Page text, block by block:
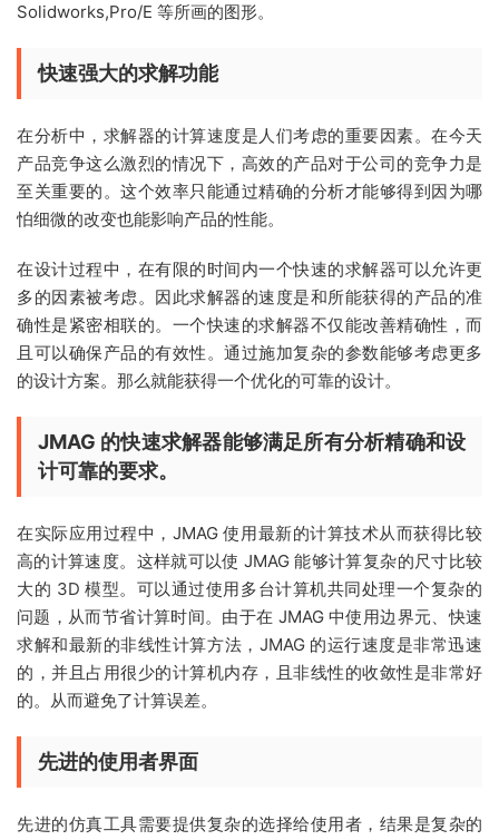
Solidworks,Pro/E 等所画的图形。
快速强大的求解功能
在分析中，求解器的计算速度是人们考虑的重要因素。在今天
产品竞争这么激烈的情况下，高效的产品对于公司的竞争力是
至关重要的。这个效率只能通过精确的分析才能够得到因为哪
怕细微的改变也能影响产品的性能。
在设计过程中，在有限的时间内一个快速的求解器可以允许更
多的因素被考虑。因此求解器的速度是和所能获得的产品的准
确性是紧密相联的。一个快速的求解器不仅能改善精确性，而
且可以确保产品的有效性。通过施加复杂的参数能够考虑更多
的设计方案。那么就能获得一个优化的可靠的设计。
JMAG 的快速求解器能够满足所有分析精确和设
计可靠的要求。
在实际应用过程中，JMAG 使用最新的计算技术从而获得比较
高的计算速度。这样就可以使 JMAG 能够计算复杂的尺寸比较
大的 3D 模型。可以通过使用多台计算机共同处理一个复杂的
问题，从而节省计算时间。由于在 JMAG 中使用边界元、快速
求解和最新的非线性计算方法，JMAG 的运行速度是非常迅速
的，并且占用很少的计算机内存，且非线性的收敛性是非常好
的。从而避免了计算误差。
先进的使用者界面
先进的仿真工具需要提供复杂的选择给使用者，结果是复杂的